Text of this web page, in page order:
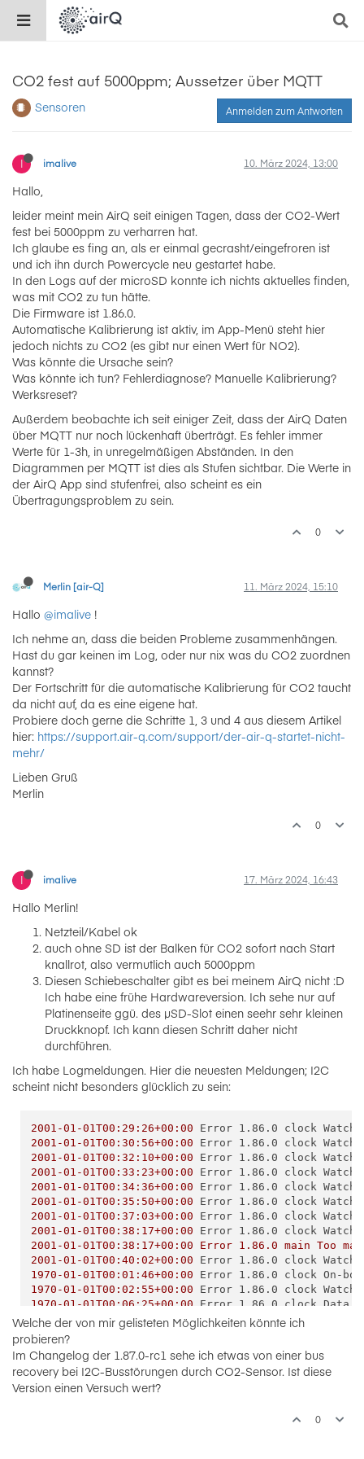
CO2 fest auf 5000ppm; Aussetzer über MQTT
Sensoren Anmelden zum Antworten
I imalive 10. März 2024, 13:00
Hallo,
leider meint mein AirQ seit einigen Tagen, dass der CO2-Wert
fest bei 5000ppm zu verharren hat.
Ich glaube es fing an, als er einmal gecrasht/eingefroren ist
und ich ihn durch Powercycle neu gestartet habe.
In den Logs auf der microSD konnte ich nichts aktuelles finden,
was mit CO2 zu tun hätte.
Die Firmware ist 1.86.0.
Automatische Kalibrierung ist aktiv, im App-Menü steht hier
jedoch nichts zu CO2 (es gibt nur einen Wert für NO2).
Was könnte die Ursache sein?
Was könnte ich tun? Fehlerdiagnose? Manuelle Kalibrierung?
Werksreset?
Außerdem beobachte ich seit einiger Zeit, dass der AirQ Daten
über MQTT nur noch lückenhaft überträgt. Es fehler immer
Werte für 1-3h, in unregelmäßigen Abständen. In den
Diagrammen per MQTT ist dies als Stufen sichtbar. Die Werte in
der AirQ App sind stufenfrei, also scheint es ein
Übertragungsproblem zu sein.
0
Merlin [air-Q] 11. März 2024, 15:10
Hallo @imalive !
Ich nehme an, dass die beiden Probleme zusammenhängen.
Hast du gar keinen im Log, oder nur nix was du CO2 zuordnen
kannst?
Der Fortschritt für die automatische Kalibrierung für CO2 taucht
da nicht auf, da es eine eigene hat.
Probiere doch gerne die Schritte 1, 3 und 4 aus diesem Artikel
hier: https://support.air-q.com/support/der-air-q-startet-nicht-
mehr/
Lieben Gruß
Merlin
0
I imalive 17. März 2024, 16:43
Hallo Merlin!
Netzteil/Kabel ok
auch ohne SD ist der Balken für CO2 sofort nach Start
knallrot, also vermutlich auch 5000ppm
Diesen Schiebeschalter gibt es bei meinem AirQ nicht :D
Ich habe eine frühe Hardwareversion. Ich sehe nur auf
Platinenseite ggü. des µSD-Slot einen seehr sehr kleinen
Druckknopf. Ich kann diesen Schritt daher nicht
durchführen.
Ich habe Logmeldungen. Hier die neuesten Meldungen; I2C
scheint nicht besonders glücklich zu sein:
2001-01-01T00:29:26+00:00
Error 1.86.0 clock
2001-01-01T00:30:56+00:00
Error 1.86.0 clock
2001-01-01T00:32:10+00:00
Error 1.86.0 clock
2001-01-01T00:33:23+00:00
Error 1.86.0 clock
2001-01-01T00:34:36+00:00
Error 1.86.0 clock
2001-01-01T00:35:50+00:00
Error 1.86.0 clock
2001-01-01T00:37:03+00:00
Error 1.86.0 clock
2001-01-01T00:38:17+00:00
Error 1.86.0 clock
2001-01-01T00:38:17+00:00
Error 1.86 .0 main Too
2001-01-01T00:40:02+00:00
Error 1.86.0 clock
1970-01-01T00:01:46+00:00
Error 1.86.0 clock On-
1970-01-01T00:02:55+00:00
Error 1.86.0 clock
1970-01-01T00:06:25+00:00
Error 1.86.0 clock Data
2001-01-01T00:29:26+00:00 Error 1.86.0 clock
2001-01-01T00:31:47+00:00
2001-01-01T00:32:00+00:00
2001-01-01T00:33:37+00:00 Error 1.86.0 clock
2001-01-01T00:34:01+00:00 Error 1.86.0 clock
1970-01-01T00:01:46+00:00
Error 1.86.0 clock Data
Welche der von mir gelisteten Möglichkeiten könnte ich
probieren?
Im Changelog der 1.87.0-rc1 sehe ich etwas von einer bus
recovery bei I2C-Busstörungen durch CO2-Sensor. Ist diese
Version einen Versuch wert?
0